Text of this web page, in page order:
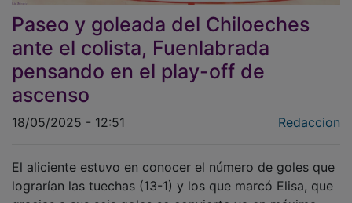
Paseo y goleada del Chiloeches
ante el colista, Fuenlabrada
pensando en el play-off de
ascenso
lograrían las tuechas (13-1) y los que marcó Elisa, que
gracias a sus seis goles se convierte ya en máxima